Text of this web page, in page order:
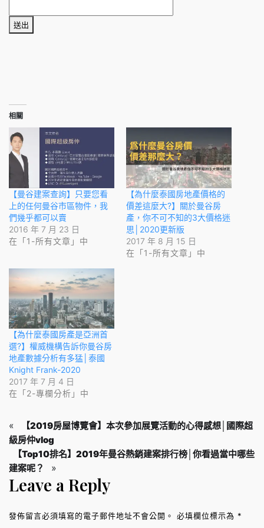
送出
相關
【曼谷建案查詢】只要您看
上的任何曼谷市區物件，我
們幾乎都可以賣
2016 年 7 月 23 日
在「1-所有文章」中
【為什麼泰國房地產價格的
價差這麼大?】關於曼谷房
產，你不可不知的3大價格迷
思│2020更新版
2017 年 8 月 15 日
在「1-所有文章」中
【為什麼泰國房產是亞洲首
選?】權威機構告訴你曼谷房
地產數據分析有多猛│泰國
Knight Frank-2020
2017 年 7 月 4 日
在「2-專欄分析」中
«
【2019房屋博覽會】本次參加展覽活動的心得感想│國際超
級房仲vlog
【Top10排名】2019年曼谷熱銷建案排行榜│你看過當中哪些
建案呢？
»
Leave a Reply
發佈留言必須填寫的電子郵件地址不會公開。 必填欄位標示為 *